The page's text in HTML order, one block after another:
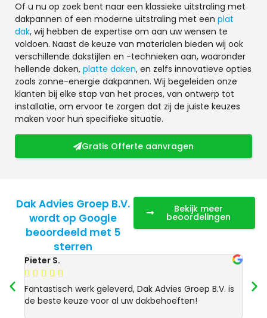
Of u nu op zoek bent naar een klassieke uitstraling met
dakpannen of een moderne uitstraling met een plat
dak, wij hebben de expertise om aan uw wensen te
voldoen. Naast de keuze van materialen bieden wij ook
verschillende dakstijlen en -technieken aan, waaronder
hellende daken, platte daken, en zelfs innovatieve opties
zoals zonne-energie dakpannen. Wij begeleiden onze
klanten bij elke stap van het proces, van ontwerp tot
installatie, om ervoor te zorgen dat zij de juiste keuzes
maken voor hun specifieke situatie.
Gratis Offerte aanvragen
Dak Advies Groep B.V.
wordt op Google
beoordeeld met 5
sterren
Bekijk meer
beoordelingen
Pieter S.
    
Fantastisch werk geleverd, Dak Advies Groep B.V. is
de beste keuze voor al uw dakbehoeften!